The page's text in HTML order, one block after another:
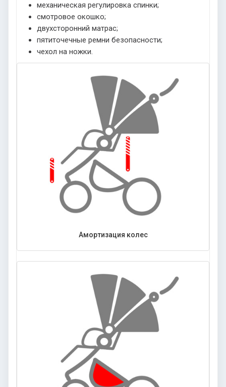
механическая регулировка спинки;
смотровое окошко;
двухсторонний матрас;
пятиточечные ремни безопасности;
чехол на ножки.
Амортизация колес